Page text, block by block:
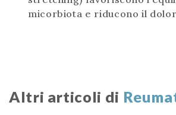
micorbiota e riducono il
Altri articoli di